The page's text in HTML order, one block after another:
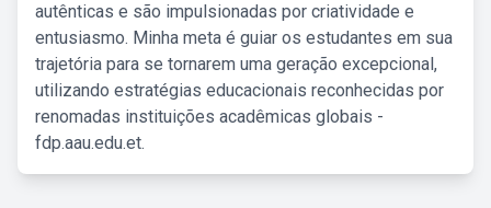
autênticas e são impulsionadas por criatividade e
entusiasmo. Minha meta é guiar os estudantes em sua
trajetória para se tornarem uma geração excepcional,
utilizando estratégias educacionais reconhecidas por
renomadas instituições acadêmicas globais -
fdp.aau.edu.et.